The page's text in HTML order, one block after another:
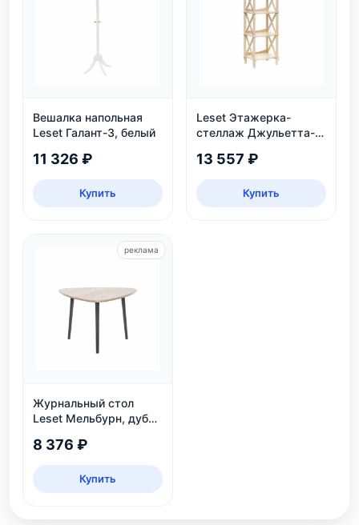
Вешалка напольная
Leset Галант-3, белый
11 326 ₽
Купить
Leset Этажерка-
стеллаж Джульетта-3,
13 557 ₽
Купить
Журнальный стол
Leset Мельбурн, дуб
8 376 ₽
Купить
реклама